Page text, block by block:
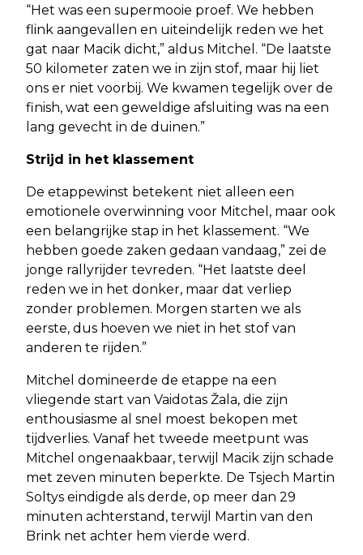
“Het was een supermooie proef. We hebben
flink aangevallen en uiteindelijk reden we het
gat naar Macik dicht,” aldus Mitchel. “De laatste
50 kilometer zaten we in zijn stof, maar hij liet
ons er niet voorbij. We kwamen tegelijk over de
finish, wat een geweldige afsluiting was na een
lang gevecht in de duinen.”
Strijd in het klassement
De etappewinst betekent niet alleen een
emotionele overwinning voor Mitchel, maar ook
een belangrijke stap in het klassement. “We
hebben goede zaken gedaan vandaag,” zei de
jonge rallyrijder tevreden. “Het laatste deel
reden we in het donker, maar dat verliep
zonder problemen. Morgen starten we als
eerste, dus hoeven we niet in het stof van
anderen te rijden.”
Mitchel domineerde de etappe na een
vliegende start van Vaidotas Žala, die zijn
enthousiasme al snel moest bekopen met
tijdverlies. Vanaf het tweede meetpunt was
Mitchel ongenaakbaar, terwijl Macik zijn schade
met zeven minuten beperkte. De Tsjech Martin
Soltys eindigde als derde, op meer dan 29
minuten achterstand, terwijl Martin van den
Brink net achter hem vierde werd.